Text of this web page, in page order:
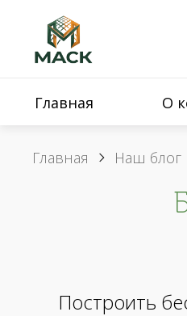
Главная О
Главная Наш блог
Построить